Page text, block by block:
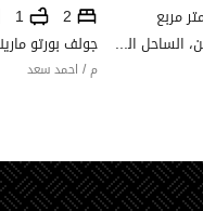
جولف بورتو مارينا، العلمين، الساحل الشمالي، مطروح
2
1
م / احمد سعد